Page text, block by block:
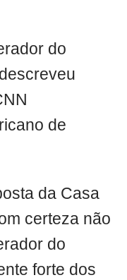
do
de
da Casa
certeza não
do
forte dos